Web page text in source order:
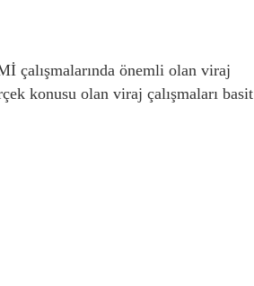
çalışmalarında önemli olan viraj
konusu olan viraj çalışmaları basit